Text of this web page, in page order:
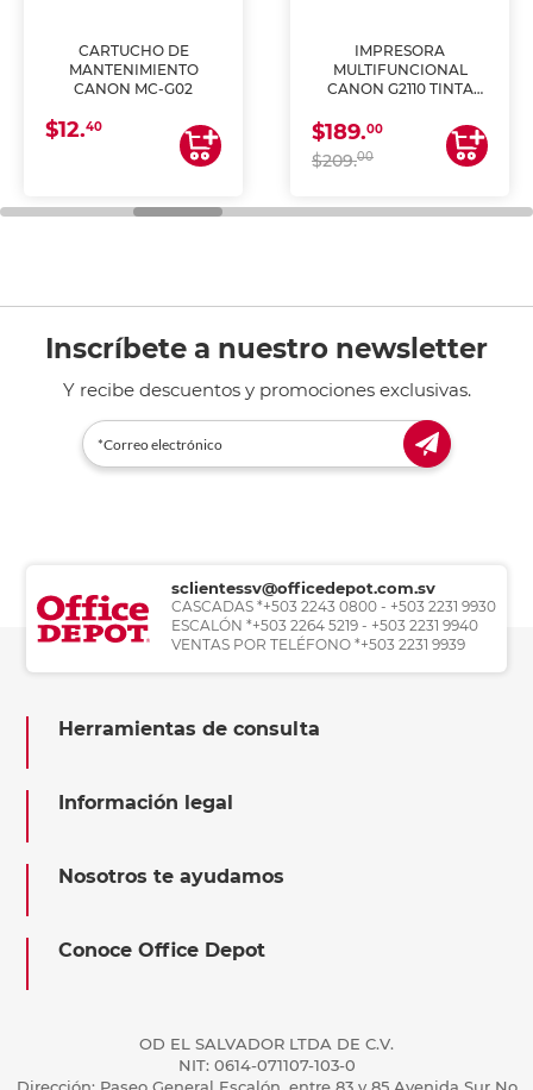
CARTUCHO DE
MANTENIMIENTO
CANON MC-G02
$12.40
IMPRESORA
MULTIFUNCIONAL
CANON G2110 TINTA
$189.00
$209.00
Inscríbete a nuestro newsletter
Y recibe descuentos y promociones exclusivas.
sclientessv@officedepot.com.sv
CASCADAS *+503 2243 0800 - +503 2231 9930
ESCALÓN *+503 2264 5219 - +503 2231 9940
VENTAS POR TELÉFONO *+503 2231 9939
Herramientas de consulta
Información legal
Nosotros te ayudamos
Conoce Office Depot
OD EL SALVADOR LTDA DE C.V.
NIT: 0614-071107-103-0